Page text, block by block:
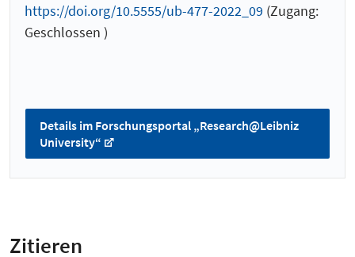
https://doi.org/10.5555/ub-477-2022_09 (Zugang:
Geschlossen )
Details im Forschungsportal „Research@Leibniz
University“
Zitieren